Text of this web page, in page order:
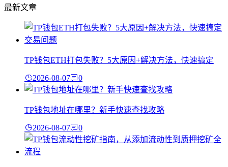
最新文章
TP钱包ETH打包失败？5大原因+解决方法，快速搞定
2026-08-07 0
TP钱包地址在哪里？新手快速查找攻略
2026-08-07 0